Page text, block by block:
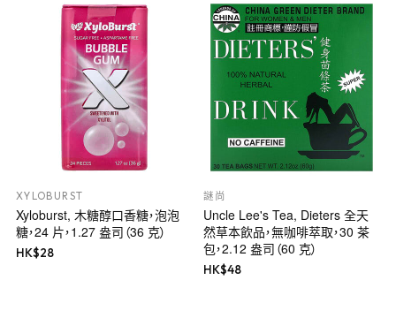
XYLOBURST
Xyloburst, 木糖醇口香糖，泡泡
糖，24 片，1.27 盎司（36 克）
HK$28
謎尚
Uncle Lee's Tea, Dieters 全天
然草本飲品，無咖啡萃取，30 茶
包，2.12 盎司（60 克）
HK$48